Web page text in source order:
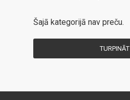
Šajā kategorijā nav preču.
TURPINĀT